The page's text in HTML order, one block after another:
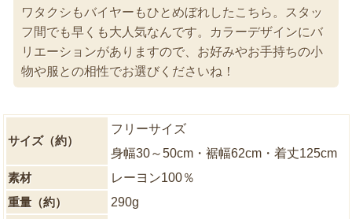
ワタクシもバイヤーもひとめぼれしたこちら。スタッ
フ間でも早くも大人気なんです。カラーデザインにバ
リエーションがありますので、お好みやお手持ちの小
物や服との相性でお選びくださいね！
サイズ（約）
フリーサイズ
身幅30～50cm・裾幅62cm・着丈125cm
素材
レーヨン100％
重量（約）
290g